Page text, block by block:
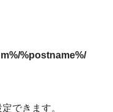
%postname%/
できます。